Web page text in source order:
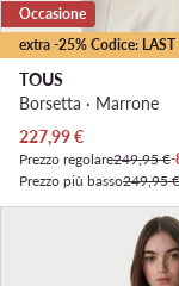
extra -25% Codice: LAST
Occasione
TOUS
Borsetta · Marrone
Prezzo attuale
227,99€
Prezzo regolare249,95 €-
Prezzo più basso249,95 €